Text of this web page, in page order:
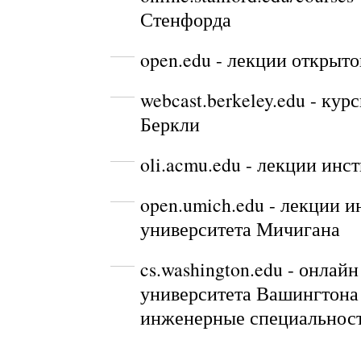
Стенфорда
open.edu - лекции
webcast.berkeley.edu -
Беркли
oli.acmu.edu - лекции
open.umich.edu - лекции
университета Мичигана
cs.washington.edu -
университета
инженерные